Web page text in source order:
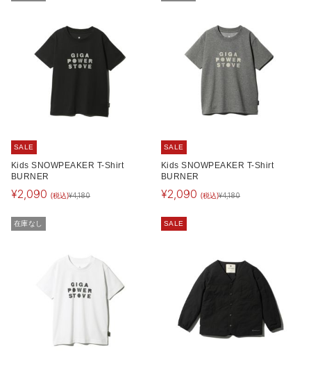
SALE
Kids SNOWPEAKER T-Shirt
BURNER
¥2,090 (税込)¥4,180
SALE
Kids SNOWPEAKER T-Shirt
BURNER
¥2,090 (税込)¥4,180
在庫なし SALE